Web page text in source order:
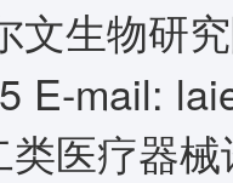
生物研
E-mail:
类医疗器